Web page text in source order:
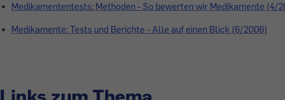
Medikamententests: Methoden - So bewerten wir Medikamente (4/
Medikamente: Tests und Berichte - Alle auf einen Blick (6/2006)